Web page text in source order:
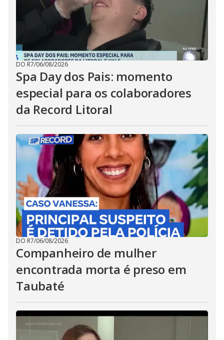
DO R7/06/08/2026
Spa Day dos Pais: momento
especial para os colaboradores
da Record Litoral
DO R7/06/08/2026
Companheiro de mulher
encontrada morta é preso em
Taubaté